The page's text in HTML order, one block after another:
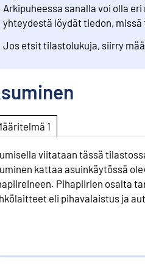
Arkipuheessa sanalla voi olla
yhteydestä löydät tiedon,
Jos etsit tilastolukuja, siirry
Määritelmä 1
viitataan tässä
kattaa asuinkäytössä
Pihapiirien osalta
eli pihavalaistus ja